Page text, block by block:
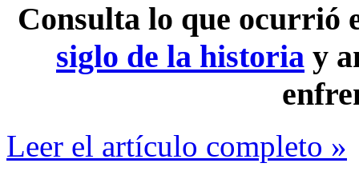
Consulta lo que ocurrió
siglo de la historia y
Leer el artículo completo »